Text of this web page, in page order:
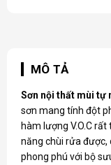
MÔ TẢ
Sơn nội thất mùi tự
sơn mang tính đột
hàm lượng V.O.C
năng chùi rửa được,
phong phú với bộ